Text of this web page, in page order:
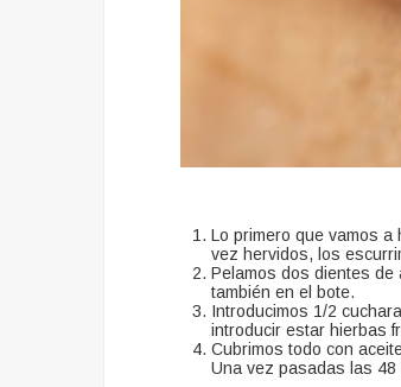
Lo primero que vamos
vez hervidos, los
Pelamos dos dientes de
también en el bote.
Introducimos 1/2
introducir estar hierbas
Cubrimos todo con
Una vez pasadas las